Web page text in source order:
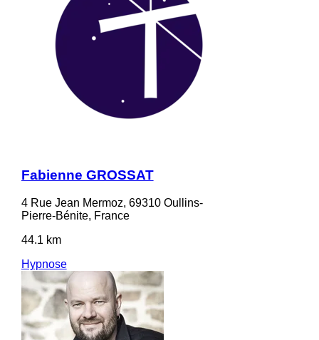
Fabienne GROSSAT
4 Rue Jean Mermoz, 69310 Oullins-
Pierre-Bénite, France
44.1 km
Hypnose